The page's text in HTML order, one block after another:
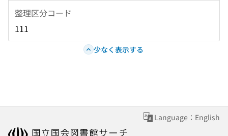
整理区分コード
111
少なく表示する
Language：English